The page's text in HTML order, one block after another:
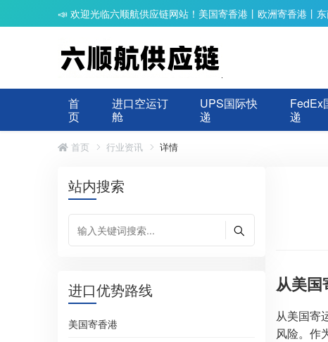
📣 欢迎光临六顺航供应链网站！美国寄香港丨欧洲寄香港丨
首
页
进口空运订
舱
UPS国际快
递
FedEx
递
首页 行业资讯 详情
站内搜索
进口优势路线
美国寄香港
从美国
从美国寄
风险。作